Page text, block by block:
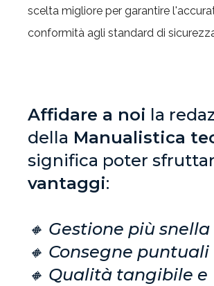
scelta migliore per garantire
conformità agli standard di
Affidare a noi la
della Manualistica
significa poter
vantaggi:
🔸 Gestione più snella
🔸 Consegne puntuali
🔸 Qualità tangibile e